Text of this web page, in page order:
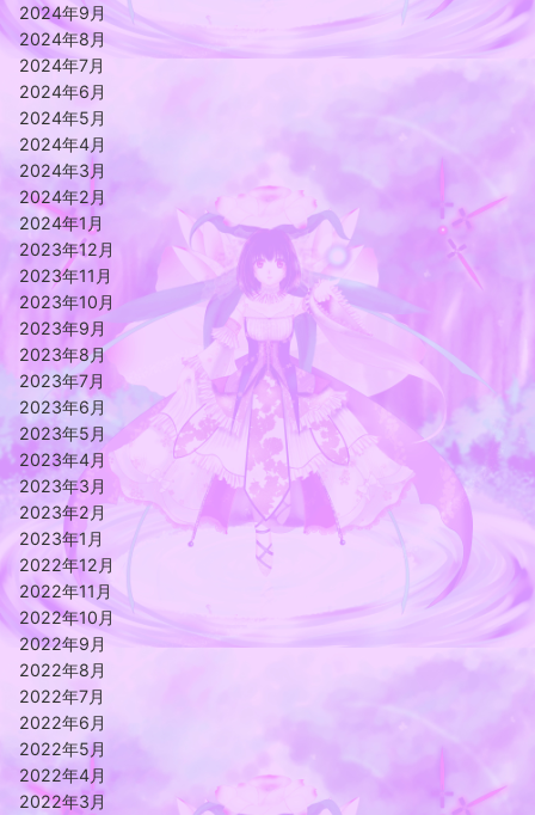
2024年9月
2024年8月
2024年7月
2024年6月
2024年5月
2024年4月
2024年3月
2024年2月
2024年1月
2023年12月
2023年11月
2023年10月
2023年9月
2023年8月
2023年7月
2023年6月
2023年5月
2023年4月
2023年3月
2023年2月
2023年1月
2022年12月
2022年11月
2022年10月
2022年9月
2022年8月
2022年7月
2022年6月
2022年5月
2022年4月
2022年3月